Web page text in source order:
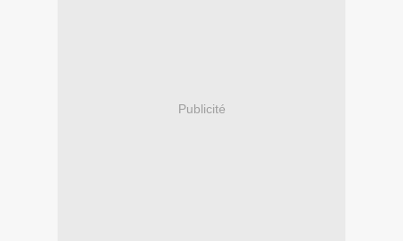
Publicité